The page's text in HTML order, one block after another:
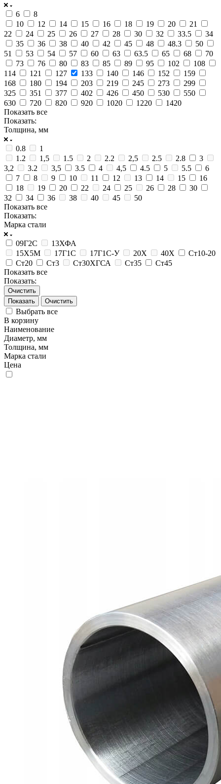
6
8
10
12 14 15 16 18 19 20
21
22
24 25 26 27 28 30 32 33.5
34
35
36 38 40 42 45 48 48.3
50
51
53 54 57 60 63 63.5 65 68
70
73
76 80 83 85 89 95 102
108
114
121 127 133 140 146 152
159
168
180 194 203 219 245 273
299
325
351 377 402 426 450 530
550
630
720 820 920 1020 1220
1420
Показать все
Показать:
Толщина, мм
0.8
1
1.2
1,5 1.5 2 2.2 2,5 2.5 2.8
3
3,2
3.2 3,5 3.5 4 4,5 4.5 5 5.5
6
7
8 9 10 11 12 13 14 15
16
18
19 20 22 24 25 26 28
30
32
34 36 38 40 45
50
Показать все
Показать:
Марка стали
09Г2С
13ХФА
15Х5М
17Г1С 17Г1С-У 20Х 40Х
Ст10-20
Ст20
Ст3 Ст30ХГСА Ст35
Ст45
Показать все
Показать:
Очистить
Очистить
Выбрать все
В корзину
Наименование
Диаметр, мм
Толщина, мм
Марка стали
Цена